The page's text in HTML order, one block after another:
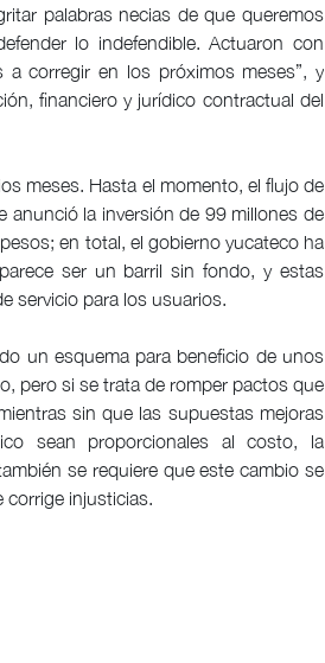
palabras necias de que queremos
lo indefendible. Actuaron con
corregir en los próximos meses”, y
financiero y jurídico contractual del
meses. Hasta el momento, el flujo de
anunció la inversión de 99 millones de
en total, el gobierno yucateco ha
ser un barril sin fondo, y estas
servicio para los usuarios.
un esquema para beneficio de unos
pero si se trata de romper pactos que
sin que las supuestas mejoras
sean proporcionales al costo, la
se requiere que este cambio se
corrige injusticias.